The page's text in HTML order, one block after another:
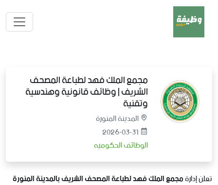
مجمع الملك فهد لطباعة المصحف
الشريف | وظائف قانونية وهندسية
وتقنية
المدينة المنورة
2026-03-31
الوظائف الحكوميه
تعلن إدارةمجمع الملك فهد لطباعة المصحف الشريف بالمدينة المنورة